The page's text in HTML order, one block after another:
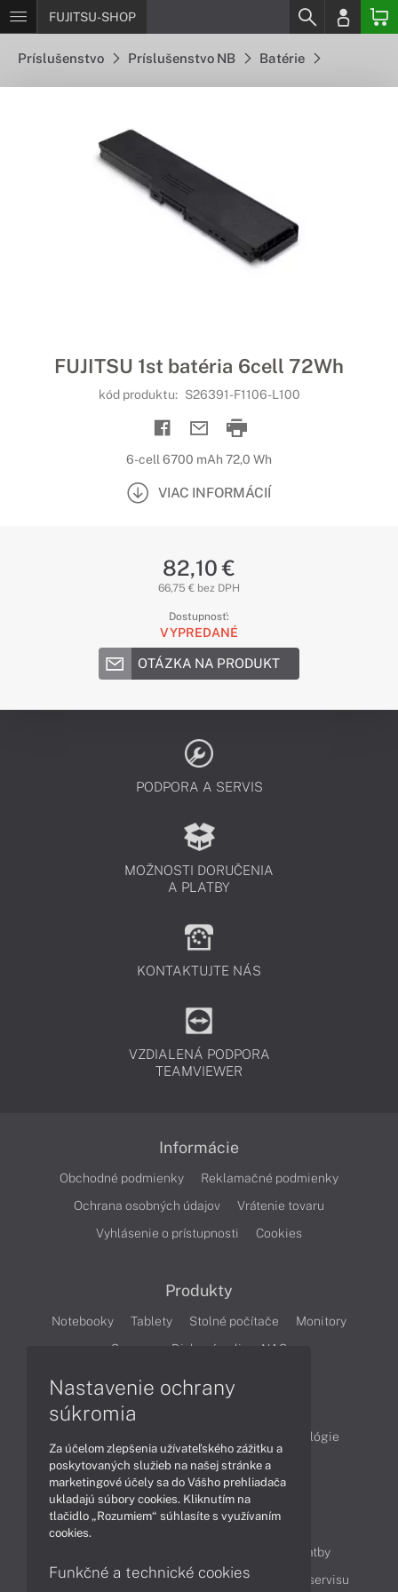
FUJITSU-SHOP
Príslušenstvo Príslušenstvo NB Batérie
FUJITSU 1st batéria 6cell 72Wh
kód produktu: S26391-F1106-L100
6-cell 6700 mAh 72,0 Wh
VIAC INFORMÁCIÍ
82,10 €
66,75 € bez DPH
Dostupnosť:
VYPREDANÉ
OTÁZKA NA PRODUKT
PODPORA A SERVIS
MOŽNOSTI DORUČENIA
A PLATBY
KONTAKTUJTE NÁS
VZDIALENÁ PODPORA
TEAMVIEWER
Informácie
Obchodné podmienky
Reklamačné podmienky
Ochrana osobných údajov
Vrátenie tovaru
Vyhlásenie o prístupnosti
Cookies
Produkty
Notebooky Tablety Stolné počítače
Monitory
Servery
Diskové polia a NAS
Technológie
Videá
Obsah
Možnosti doručenia a platby
Podpora a servis
Servisné služby Cenník servisu
Nastavenie ochrany
súkromia
Za účelom zlepšenia užívateľského zážitku a
poskytovaných služieb na našej stránke a
marketingové účely sa do Vášho prehliadača
ukladajú súbory cookies. Kliknutím na
tlačidlo „Rozumiem“ súhlasíte s využívaním
cookies.
Funkčné a technické cookies